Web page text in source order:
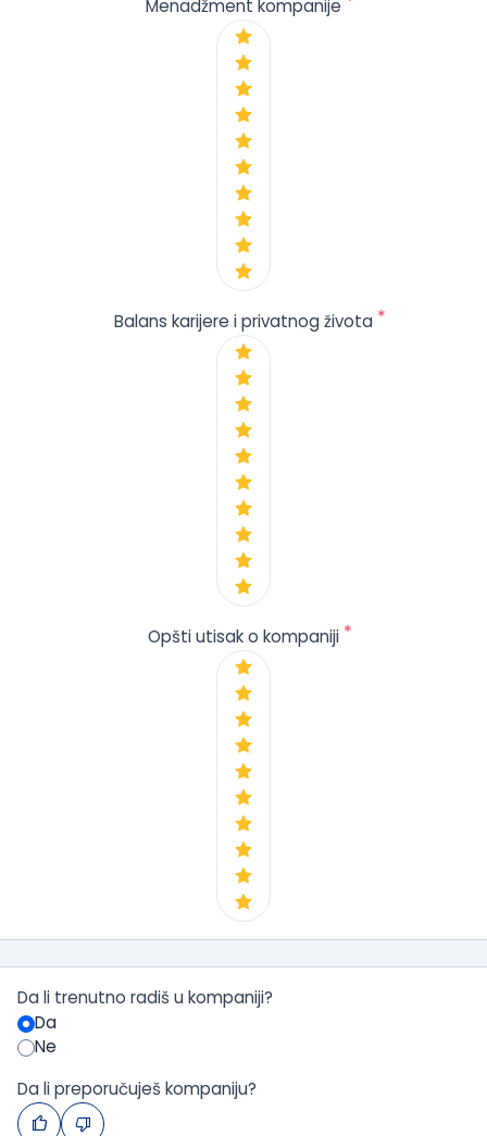
Menadžment kompanije
Balans karijere i privatnog života *
Opšti utisak o kompaniji *
Da li trenutno radiš u kompaniji?
Da
Ne
Da li preporučuješ kompaniju?